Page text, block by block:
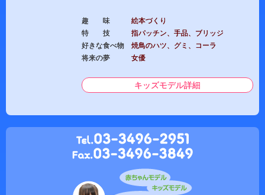
趣 味
絵本づくり
特 技
指パッチン、手品、ブリッジ
好きな食べ物
焼鳥のハツ、グミ、コーラ
将来の夢
女優
キッズモデル詳細